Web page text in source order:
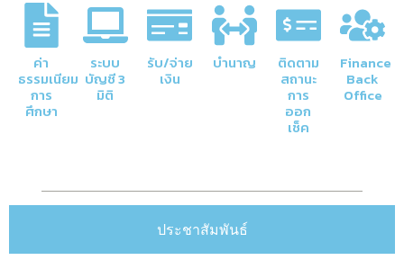
ภารกิจหลักของกองคลัง
Click Here
ค่า
ธรรมเนียม
การ
ศึกษา
ระบบ
บัญชี 3
มิติ
รับ/จ่าย
เงิน
บำนาญ ติดตาม
สถานะ
การ
ออก
เช็ค
Finance
Back
Office
ประชาสัมพันธ์